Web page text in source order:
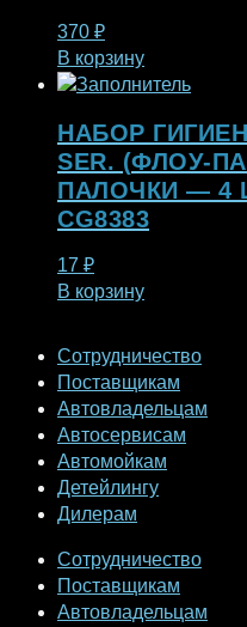
370 ₽
В корзину
НАБОР
SER. (ФЛОУ-
ПАЛОЧКИ — 4
CG8383
17 ₽
В корзину
Сотрудничество
Поставщикам
Автовладельцам
Автосервисам
Автомойкам
Детейлингу
Дилерам
Сотрудничество
Поставщикам
Автовладельцам